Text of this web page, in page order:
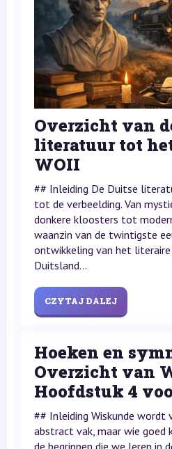
Overzicht van
literatuur tot
WOII
## Inleiding De Duitse
tot de verbeelding. Van
donkere kloosters tot
waanzin van de twintigste
ontwikkeling van het literaire
Duitsland...
CZYTAJ DALEJ
Hoeken en
Overzicht van
Hoofdstuk 4
## Inleiding Wiskunde wordt
abstract vak, maar wie
de begrippen die we leren in